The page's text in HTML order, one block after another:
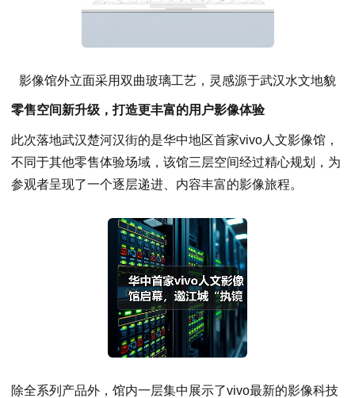
影像馆外立面采用双曲玻璃工艺，灵感源于武汉水文地貌
零售空间新升级，打造更丰富的用户影像体验
此次落地武汉楚河汉街的是华中地区首家vivo人文影像馆，
不同于其他零售体验场域，该馆三层空间经过精心规划，为
参观者呈现了一个逐层递进、内容丰富的影像旅程。
除全系列产品外，馆内一层集中展示了vivo最新的影像科技